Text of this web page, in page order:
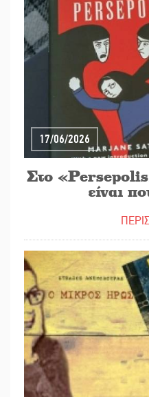
17/06/2026
Στο
είναι